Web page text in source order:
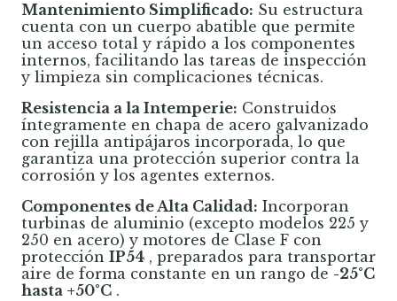
Mantenimiento Simplificado: Su estructura
cuenta con un cuerpo abatible que permite
un acceso total y rápido a los componentes
internos, facilitando las tareas de inspección
y limpieza sin complicaciones técnicas.
Resistencia a la Intemperie: Construidos
íntegramente en chapa de acero galvanizado
con rejilla antipájaros incorporada, lo que
garantiza una protección superior contra la
corrosión y los agentes externos.
Componentes de Alta Calidad: Incorporan
turbinas de aluminio (excepto modelos 225 y
250 en acero) y motores de Clase F con
protección IP54 , preparados para transportar
aire de forma constante en un rango de -25°C
hasta +50°C .